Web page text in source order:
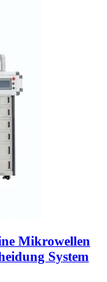
Mikrowellen
System